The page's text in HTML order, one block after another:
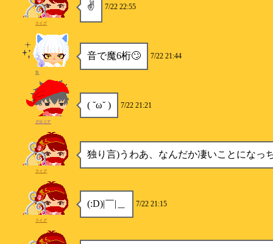
✌ 7/22 22:55
ライグ
音で魔6桁🙄 7/22 21:44
贄
( ˘ω˘ ) 7/22 21:21
グロリア
独り言)うわあ、なんだか凄いことになっ
ライグ
(:D)|​￣|＿ 7/22 21:15
ライグ